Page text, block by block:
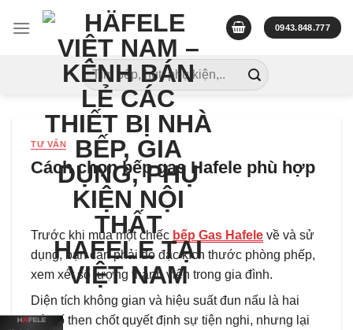
0943.848.777
Tìm
kiếm:
TƯ VẤN
Cách chọn bếp gas Hafele phù hợp
Trước khi mua một chiếc bếp Gas Hafele về và sử
dụng, bạn cần phải đo đạc kích thước phòng phếp,
xem xét số lượng thành viên trong gia đình.
Diện tích không gian và hiệu suất đun nấu là hai
yếu tố then chốt quyết định sự tiện nghi, nhưng lại